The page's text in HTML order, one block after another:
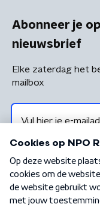
Abonneer je
nieuwsbrief
Elke zaterdag het
mailbox
Algemene